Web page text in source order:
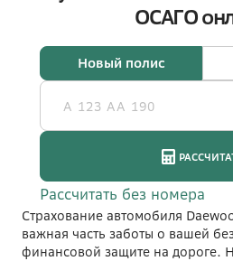
Страхование автомобиля
важная часть заботы о вашей
финансовой защите на дороге.